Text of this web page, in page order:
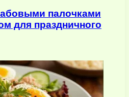
палочками
для праздничного